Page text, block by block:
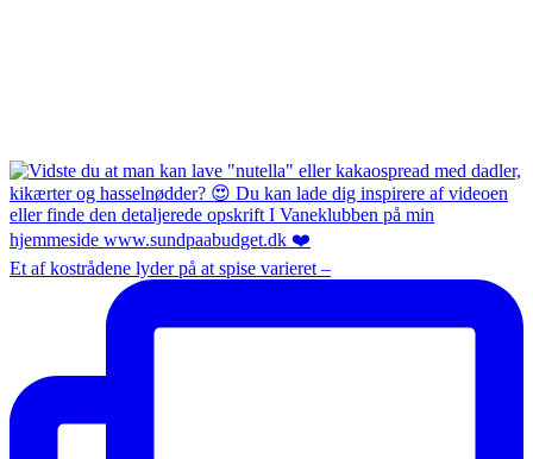
Et af kostrådene lyder på at spise varieret –